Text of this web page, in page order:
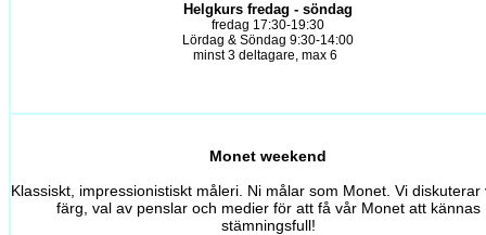
Helgkurs fredag - söndag
fredag 17:30-19:30
Lördag & Söndag 9:30-14:00
minst 3 deltagare, max 6
Monet weekend
Klassiskt, impressionistiskt måleri. Ni målar som Monet. Vi diskuterar
färg, val av penslar och medier för att få vår Monet att kännas
stämningsfull!